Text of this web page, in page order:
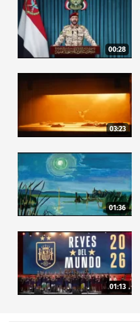
00:28
03:23
01:36
01:13